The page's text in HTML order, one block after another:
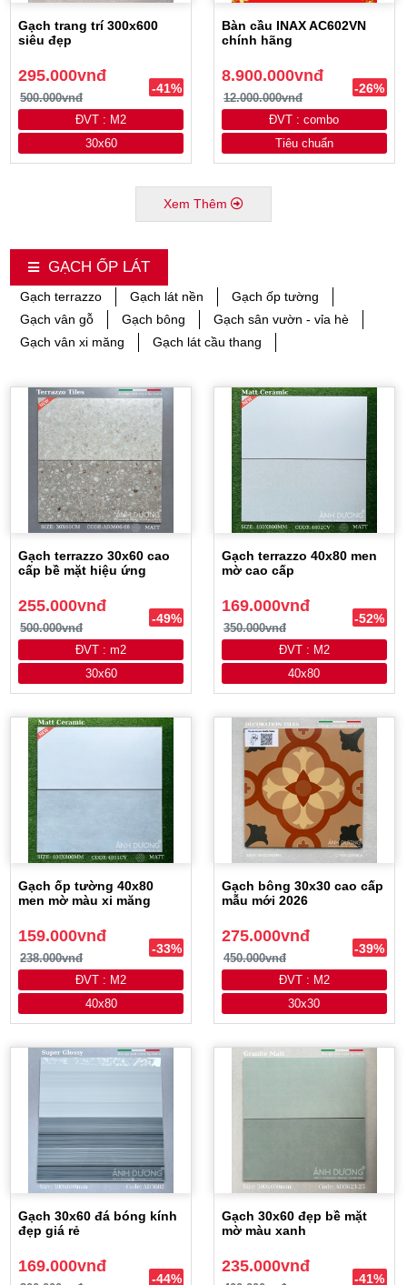
Gạch trang trí 300x600
siêu đẹp
295.000vnđ
500.000vnđ
-41%
ĐVT : M2
30x60
Bàn cầu INAX AC602VN
chính hãng
8.900.000vnđ
12.000.000vnđ
-26%
ĐVT : combo
Tiêu chuẩn
Xem Thêm
GẠCH ỐP LÁT
Gạch terrazzo Gạch lát nền
Gạch ốp tường
Gạch vân gỗ
Gạch bông
Gạch sân vườn - vỉa hè
Gạch vân xi măng
Gạch lát cầu thang
Gạch terrazzo 30x60 cao
cấp bề mặt hiệu ứng
255.000vnđ
500.000vnđ
-49%
ĐVT : m2
30x60
Gạch terrazzo 40x80 men
mờ cao cấp
169.000vnđ
350.000vnđ
-52%
ĐVT : M2
40x80
Gạch ốp tường 40x80
men mờ màu xi măng
159.000vnđ
238.000vnđ
-33%
ĐVT : M2
40x80
Gạch bông 30x30 cao cấp
mẫu mới 2026
275.000vnđ
450.000vnđ
-39%
ĐVT : M2
30x30
Gạch 30x60 đá bóng kính
đẹp giá rẻ
169.000vnđ
-44%
Gạch 30x60 đẹp bề mặt
mờ màu xanh
235.000vnđ
-41%